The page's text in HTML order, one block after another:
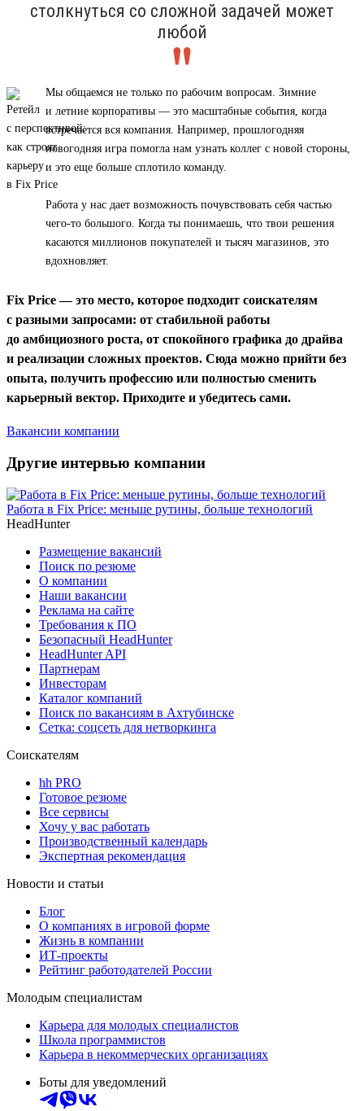
столкнуться со сложной задачей может
любой
Мы общаемся не только по рабочим вопросам. Зимние
и летние корпоративы — это масштабные события, когда
встречается вся компания. Например, прошлогодняя
новогодняя игра помогла нам узнать коллег с новой стороны,
и это еще больше сплотило команду.
Работа у нас дает возможность почувствовать себя частью
чего-то большого. Когда ты понимаешь, что твои решения
касаются миллионов покупателей и тысяч магазинов, это
вдохновляет.
Fix Price — это место, которое подходит соискателям
с разными запросами: от стабильной работы
до амбициозного роста, от спокойного графика до драйва
и реализации сложных проектов. Сюда можно прийти без
опыта, получить профессию или полностью сменить
карьерный вектор. Приходите и убедитесь сами.
Вакансии компании
Другие интервью компании
Работа в Fix Price: меньше рутины, больше технологий
HeadHunter
Размещение вакансий
Поиск по резюме
О компании
Наши вакансии
Реклама на сайте
Требования к ПО
Безопасный HeadHunter
HeadHunter API
Партнерам
Инвесторам
Каталог компаний
Поиск по вакансиям в Ахтубинске
Сетка: соцсеть для нетворкинга
Соискателям
hh PRO
Готовое резюме
Все сервисы
Хочу у вас работать
Производственный календарь
Экспертная рекомендация
Новости и статьи
Блог
О компаниях в игровой форме
Жизнь в компании
ИТ-проекты
Рейтинг работодателей России
Молодым специалистам
Карьера для молодых специалистов
Школа программистов
Карьера в некоммерческих организациях
Боты для уведомлений